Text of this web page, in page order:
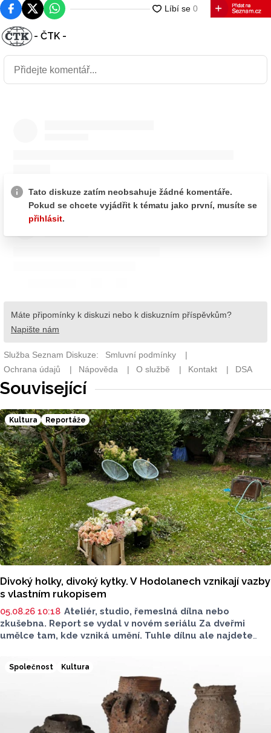
FacebookPlatforma X
WhatsApp
- ČTK -
Související
Kultura Reportáže
Divoký holky, divoký kytky. V Hodolanech vznikají vazby
s vlastním rukopisem
05.08.26 10:18 Ateliér, studio, řemeslná dílna nebo
zkušebna. Report se vydal v novém seriálu Za dveřmi
umělce tam, kde vzniká umění. Tuhle dílnu ale najdete
Společnost Kultura